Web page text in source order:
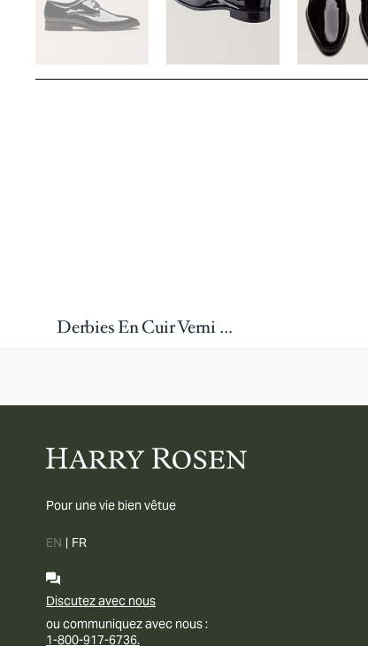
Derbies En Cuir Verni Brillant
Pour une vie bien vêtue
EN | FR
Discutez avec nous
ou communiquez avec nous :
1-800-917-6736.